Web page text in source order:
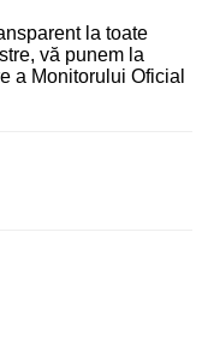
la toate
vă punem la
a Monitorului Oficial